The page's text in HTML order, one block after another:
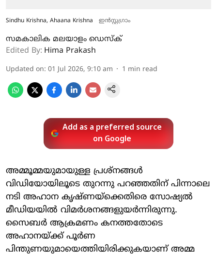
Sindhu Krishna, Ahaana Krishna ഇൻസ്റ്റ​ഗ്രാം
സമകാലിക മലയാളം ഡെസ്ക്
Edited By: Hima Prakash
Updated on: 01 Jul 2026, 9:10 am 1 min read
Add as a preferred source
on Google
അമ്മൂമ്മയുമായുള്ള പ്രശ്നങ്ങൾ
വിഡിയോയിലൂടെ തുറന്നു പറഞ്ഞതിന് പിന്നാലെ
നടി അഹാന കൃഷ്ണയ്ക്കെതിരെ സോഷ്യൽ
മീഡിയയിൽ വിമർശനങ്ങളുയർന്നിരുന്നു.
സൈബർ ആക്രമണം കനത്തതോടെ
അഹാനയ്ക്ക് പൂർണ
പിന്തുണയുമായെത്തിയിരിക്കുകയാണ് അമ്മ